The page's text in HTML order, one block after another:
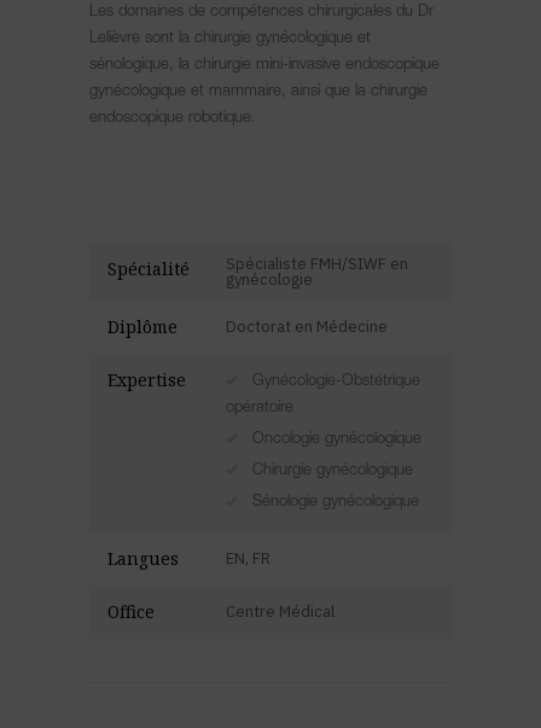
Les domaines de compétences chirurgicales du Dr
Lelièvre sont la chirurgie gynécologique et
sénologique, la chirurgie mini-invasive endoscopique
gynécologique et mammaire, ainsi que la chirurgie
endoscopique robotique.
Spécialité Spécialiste FMH/SIWF en
gynécologie
Diplôme Doctorat en Médecine
Expertise
Gynécologie-Obstétrique
opératoire
Oncologie gynécologique
Chirurgie gynécologique
Sénologie gynécologique
Langues EN, FR
Office Centre Médical